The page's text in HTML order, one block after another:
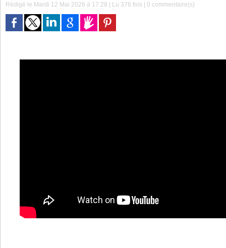
Rédigé le Mardi 12 Mai 2026 à 17:28 | Lu 376 fois |0 commentaire(s)